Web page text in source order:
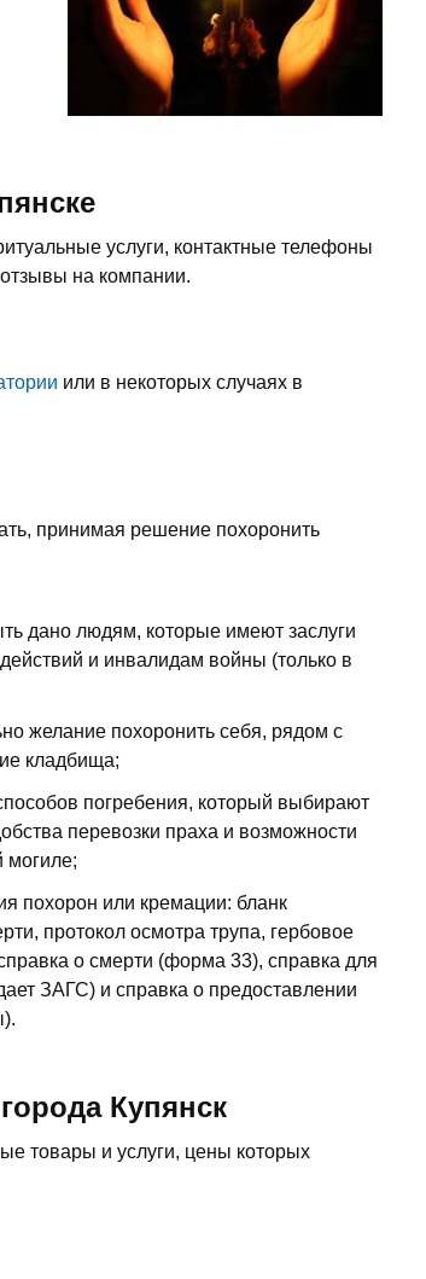
услуги, контактные телефоны
на компании.
или в некоторых случаях в
принимая решение похоронить
дано людям, которые имеют заслуги
и инвалидам войны (только в
желание похоронить себя, рядом с
кладбища;
погребения, который выбирают
перевозки праха и возможности
могиле;
похорон или кремации: бланк
протокол осмотра трупа, гербовое
о смерти (форма 33), справка для
ЗАГС) и справка о предоставлении
Купянск
товары и услуги, цены которых